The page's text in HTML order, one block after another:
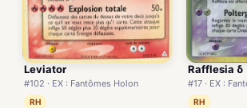
Leviator
#102 · EX : Fantômes Holon
RH
Rafflesia δ
#17 · EX :
RH